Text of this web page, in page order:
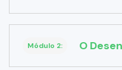
Módulo 2: O